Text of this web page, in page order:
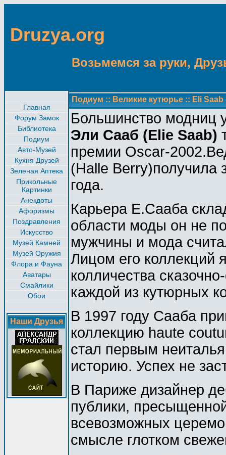
Druzya.org
Возьмемся за руки,
Главная
Форум Замок
Библиотека
Подиум
Авто-Музей
Кухня Друзей
Зеленая Аптека
Прикольные
Картинки
Анекдоты
Афоризмы
Поздравления
Искусство
Музей Камней
Музей Оружия
Флора и Фауна
Аватары
Смайлики
Обои
Наши Друзья
Подиум :: Великие кутюрье :: Eli
Большинство модниц
Эли Сааб (Elie Saab)
премии Oscar-
(Halle Berry)получила
года.
Карьера Е.Сааба
области моды он не
мужчины и мода
Лицом его коллекций
колличества
каждой из кутюрных
В 1997 году Сааба
коллекцию haute
стал первым
историю. Успех не
В Париже дизайнер
публики,
всевозможных
смысле глотком